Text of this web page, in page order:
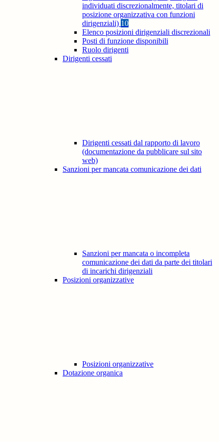
individuati discrezionalmente, titolari di
posizione organizzativa con funzioni
dirigenziali) 10
Elenco posizioni dirigenziali discrezionali
Posti di funzione disponibili
Ruolo dirigenti
Dirigenti cessati
Dirigenti cessati dal rapporto di lavoro
(documentazione da pubblicare sul sito
web)
Sanzioni per mancata comunicazione dei dati
Sanzioni per mancata o incompleta
comunicazione dei dati da parte dei titolari
di incarichi dirigenziali
Posizioni organizzative
Posizioni organizzative
Dotazione organica